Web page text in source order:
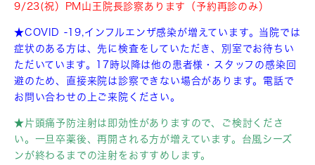
9/23(祝）PM山王院長診察あります（予約再診のみ）
★COVID -19,インフルエンザ感染が増えています。当院では
症状のある方は、先に検査をしていただき、別室でお待ちい
ただいています。17時以降は他の患者様・スタッフの感染回
避のため、直接来院は診察できない場合があります。電話で
お問い合わせの上ご来院ください。
★片頭痛予防注射は即効性がありますので、ご検討くださ
い。 一旦卒薬後、再開される方が増えています。台風シーズ
ンが終わるまでの注射をおすすめします。